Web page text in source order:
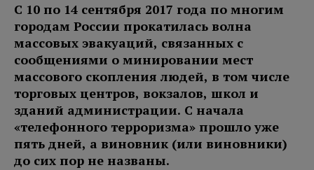
С 10 по 14 сентября 2017 года по многим
городам России прокатилась волна
массовых эвакуаций, связанных с
сообщениями о минировании мест
массового скопления людей, в том числе
торговых центров, вокзалов, школ и
зданий администрации. С начала
«телефонного терроризма» прошло уже
пять дней, а виновник (или виновники)
до сих пор не названы.